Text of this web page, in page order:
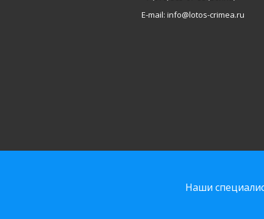
E-mail: info@lotos-crimea.ru
Наши Политика